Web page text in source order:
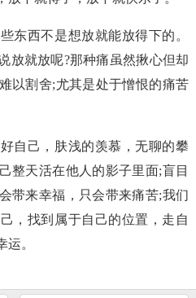
东西不是想放就能放得下的。
放就放呢?那种痛虽然揪心但却
以割舍;尤其是处于憎恨的痛苦
自己，肤浅的羡慕，无聊的攀
整天活在他人的影子里面;盲目
带来幸福，只会带来痛苦;我们
，找到属于自己的位置，走自
。